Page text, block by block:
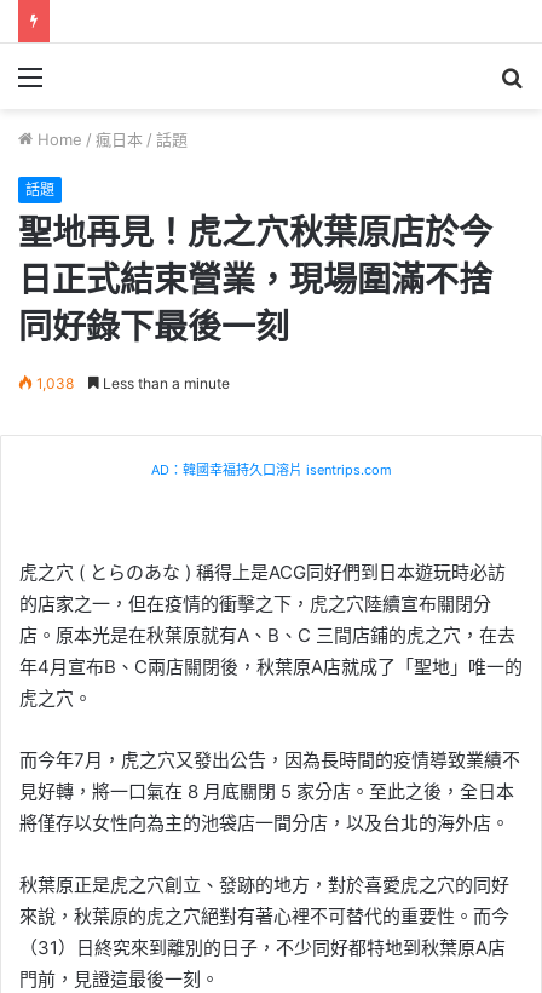
Menu
Home / 瘋日本 / 話題
話題
聖地再見！虎之穴秋葉原店於今
日正式結束營業，現場圍滿不捨
同好錄下最後一刻
1,038 Less than a minute
AD：韓國幸福持久口溶片 isentrips.com
虎之穴 ( とらのあな ) 稱得上是ACG同好們到日本遊玩時必訪
的店家之一，但在疫情的衝擊之下，虎之穴陸續宣布關閉分
店。原本光是在秋葉原就有A、B、C 三間店鋪的虎之穴，在去
年4月宣布B、C兩店關閉後，秋葉原A店就成了「聖地」唯一的
虎之穴。
而今年7月，虎之穴又發出公告，因為長時間的疫情導致業績不
見好轉，將一口氣在 8 月底關閉 5 家分店。至此之後，全日本
將僅存以女性向為主的池袋店一間分店，以及台北的海外店。
秋葉原正是虎之穴創立、發跡的地方，對於喜愛虎之穴的同好
來說，秋葉原的虎之穴絕對有著心裡不可替代的重要性。而今
（31）日終究來到離別的日子，不少同好都特地到秋葉原A店
門前，見證這最後一刻。